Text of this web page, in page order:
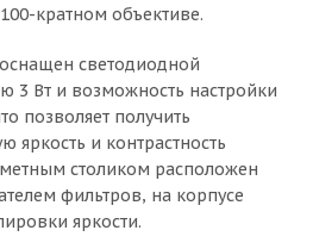
кратном объективе.
светодиодной
3 Вт и возможность настройки
позволяет получить
и контрастность
столиком расположен
фильтров, на корпусе
яркости.